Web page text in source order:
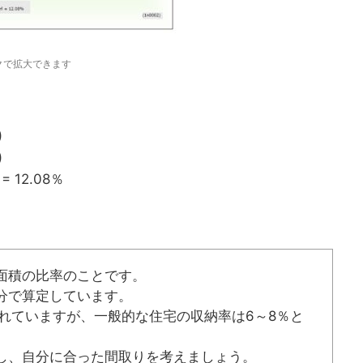
で拡大できます
％
の比率のことです。
算定しています。
ていますが、一般的な住宅の収納率は6～8％と
自分に合った間取りを考えましょう。